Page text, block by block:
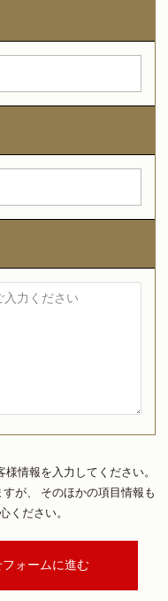
情報を入力してください。
が、
そのほかの項目情報も
ください。
ォームに進む